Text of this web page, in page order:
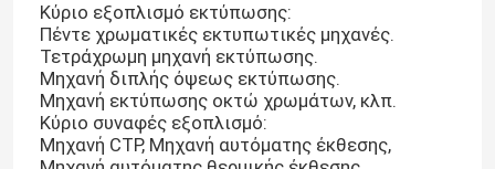
Κύριο εξοπλισμό εκτύπωσης:
Πέντε χρωματικές εκτυπωτικές μηχανές.
Τετράχρωμη μηχανή εκτύπωσης.
Μηχανή διπλής όψεως εκτύπωσης.
Μηχανή εκτύπωσης οκτώ χρωμάτων, κλπ.
Κύριο συναφές εξοπλισμό:
Μηχανή CTP, Μηχανή αυτόματης έκθεσης,